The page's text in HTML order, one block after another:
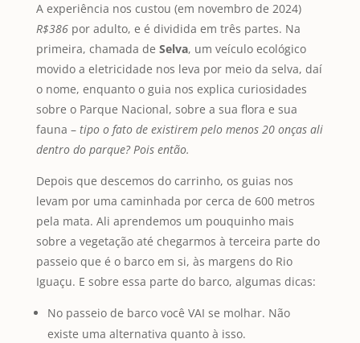
A experiência nos custou (em novembro de 2024)
R$386por adulto, e é dividida em três partes. Na
primeira, chamada de Selva, um veículo ecológico
movido a eletricidade nos leva por meio da selva, daí
o nome, enquanto o guia nos explica curiosidades
sobre o Parque Nacional, sobre a sua flora e sua
fauna – tipo o fato de existirem pelo menos 20 onças ali
dentro do parque? Pois então.
Depois que descemos do carrinho, os guias nos
levam por uma caminhada por cerca de 600 metros
pela mata. Ali aprendemos um pouquinho mais
sobre a vegetação até chegarmos à terceira parte do
passeio que é o barco em si, às margens do Rio
Iguaçu. E sobre essa parte do barco, algumas dicas:
No passeio de barco você VAI se molhar. Não
existe uma alternativa quanto à isso.